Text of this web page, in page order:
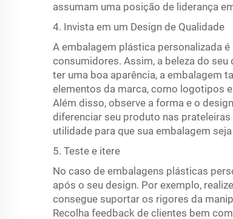
assumam uma posição de liderança
4. Invista em um Design de Qualidade
A embalagem plástica personalizada
consumidores. Assim, a beleza do
ter uma boa aparência, a embalagem
elementos da marca, como logotipos
Além disso, observe a forma e o
diferenciar seu produto nas
utilidade para que sua embalagem
5. Teste e itere
No caso de embalagens plásticas
após o seu design. Por exemplo,
consegue suportar os rigores da
Recolha feedback de clientes bem